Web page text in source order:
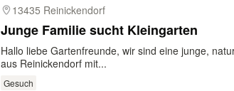
13435 Reinickendorf
Junge Familie sucht Kleingarten
Hallo liebe Gartenfreunde, wir sind eine junge,
aus Reinickendorf mit...
Gesuch